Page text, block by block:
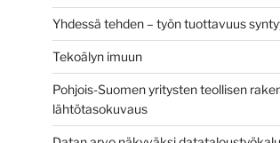
Yhdessä tehden – työn tuottavuus
Tekoälyn imuun
Pohjois-Suomen yritysten teollisen
lähtötasokuvaus